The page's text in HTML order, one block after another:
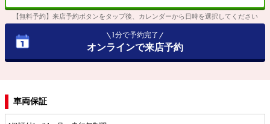
【無料予約】来店予約ボタンをタップ後、カレンダーから日時を選択してください
1分で予約完了
オンラインで来店予約
車両保証